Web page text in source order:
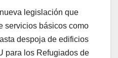
legislación que
servicios básicos como
despoja de edificios
para los Refugiados de